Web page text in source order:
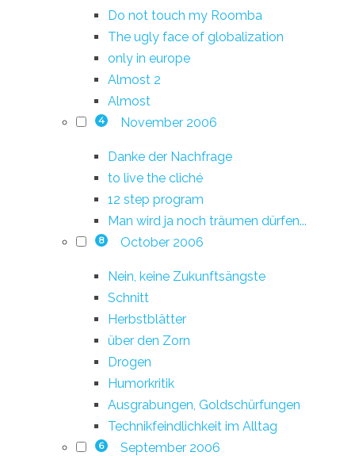
Do not touch my Roomba
The ugly face of globalization
only in europe
Almost 2
Almost
4 November 2006
Danke der Nachfrage
to live the cliché
12 step program
Man wird ja noch träumen dürfen...
8 October 2006
Nein, keine Zukunftsängste
Schnitt
Herbstblätter
über den Zorn
Drogen
Humorkritik
Ausgrabungen, Goldschürfungen
Technikfeindlichkeit im Alltag
6 September 2006